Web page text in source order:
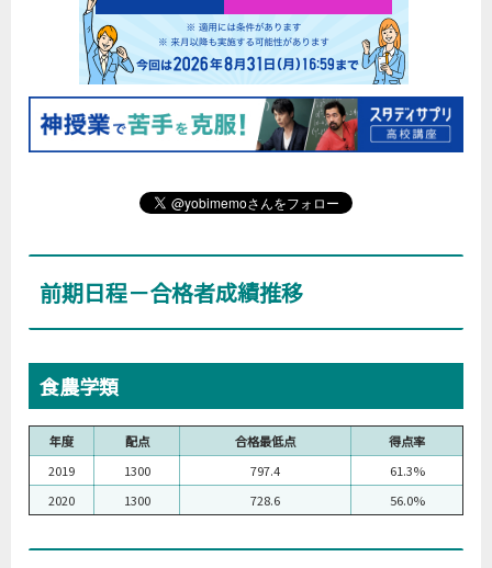
前期日程－合格者成績推移
食農学類
年度 配点 合格最低点
得点率
2019
1300 797.4
61.3%
2020
1300 728.6 56.0%